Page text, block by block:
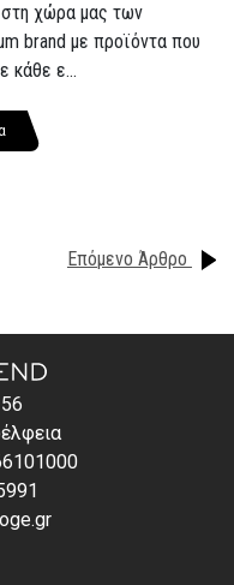
στη χώρα μας των
brand με προϊόντα που
κάθε ε...
Επόμενο Άρθρο